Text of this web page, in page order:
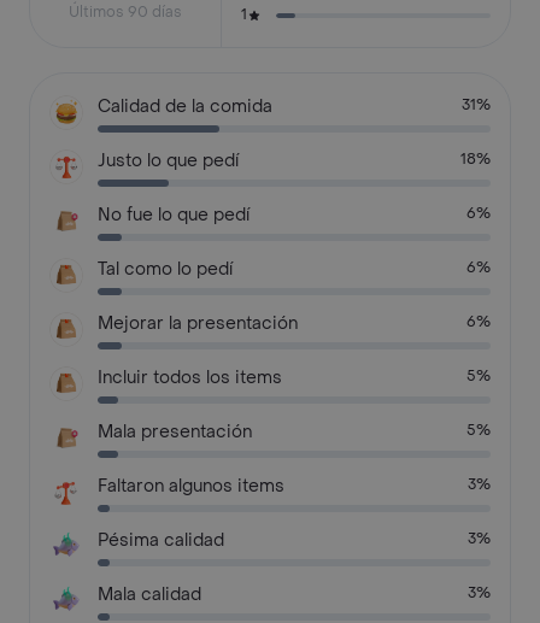
Últimos 90 días
1
Calidad de la comida 31%
Justo lo que pedí 18%
No fue lo que pedí 6%
Tal como lo pedí 6%
Mejorar la presentación 6%
Incluir todos los items 5%
Mala presentación 5%
Faltaron algunos items 3%
Pésima calidad 3%
Mala calidad 3%